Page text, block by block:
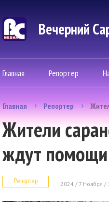
Вечерний
Главная Репортер
Главная Репортер
Жители
ждут помощи
Репортер 2024 / 7 Ноября /